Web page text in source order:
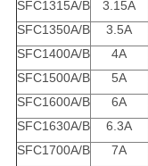
SFC1315A/B
3.15A
SFC1350A/B
3.5A
SFC1400A/B
4A
SFC1500A/B
5A
SFC1600A/B
6A
SFC1630A/B
6.3A
SFC1700A/B
7A